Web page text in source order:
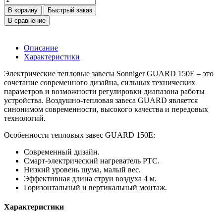
В корзину
Быстрый заказ
В сравнение
Описание
Характеристики
Электрические тепловые завесы Sonniger GUARD 150E – это
сочетание современного дизайна, сильных технических
параметров и возможности регулировки диапазона работы
устройства. Воздушно-тепловая завеса GUARD является
синонимом современности, высокого качества и передовых
технологий.
Особенности тепловых завес GUARD 150E:
Современный дизайн.
Смарт-электрический нагреватель РТС.
Низкий уровень шума, малый вес.
Эффективная длина струи воздуха 4 м.
Горизонтальный и вертикальный монтаж.
Характеристики